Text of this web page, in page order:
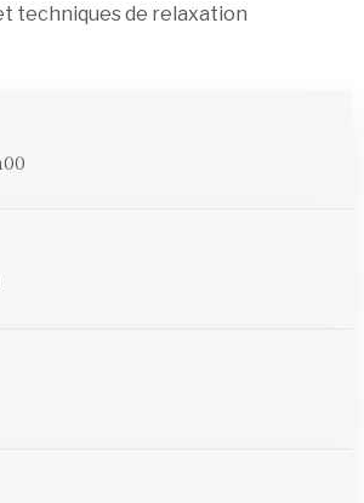
techniques de relaxation